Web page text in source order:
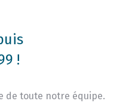
!
de toute notre équipe.